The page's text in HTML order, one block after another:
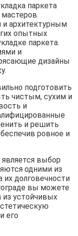
паркета
и архитектурным
опытных
паркета.
и
дизайны
подготовить
чистым, сухим и
и
и решить
ровное и
выбор
одними из
их долговечности
вы можете
устойчивых
его